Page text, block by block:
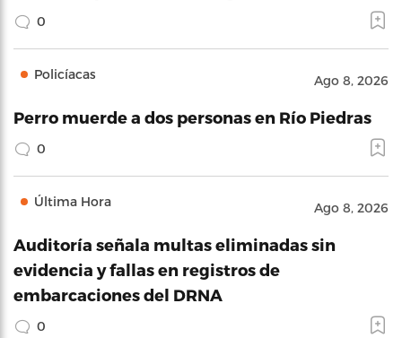
0
Policíacas Ago 8, 2026
Perro muerde a dos personas en Río Piedras
0
Última Hora Ago 8, 2026
Auditoría señala multas eliminadas sin
evidencia y fallas en registros de
embarcaciones del DRNA
0